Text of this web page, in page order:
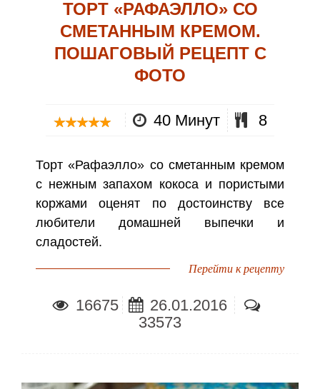
ТОРТ «РАФАЭЛЛО» СО
СМЕТАННЫМ КРЕМОМ.
ПОШАГОВЫЙ РЕЦЕПТ С
ФОТО
40 Минут 8
Торт «Рафаэлло» со сметанным кремом
с нежным запахом кокоса и пористыми
коржами оценят по достоинству все
любители домашней выпечки и
сладостей.
Перейти к рецепту
16675
26.01.2016
33573